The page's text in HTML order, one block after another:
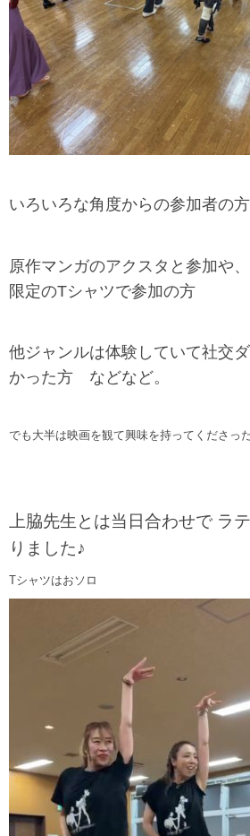
いろいろな角度からの参加者の方
原作マンガのアクスタと参加や
限定のTシャツで参加の方
他ジャンルは体験していて社交
かった方 などなど。
でも大半は映画を観て興味を持ってくださっ
上脇先生とは当日合わせで ラ
りました♪
Tシャツはおソロ